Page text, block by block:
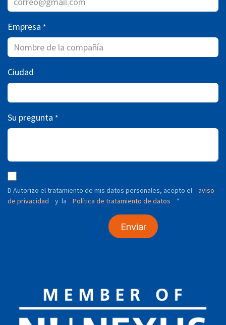
Empresa *
Ciudad
Su pregunta *
D Autorizo ​​el tratamiento de mis datos personales, acepto el
aviso
de privacidad
y la Política de tratamiento de datos *
Enviar